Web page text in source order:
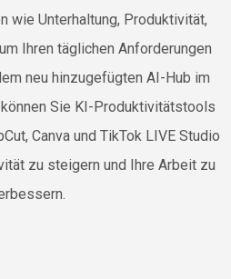
wie Unterhaltung, Produktivität,
Ihren täglichen Anforderungen
neu hinzugefügten AI-Hub im
Sie KI-Produktivitätstools
Canva und TikTok LIVE Studio
zu steigern und Ihre Arbeit zu